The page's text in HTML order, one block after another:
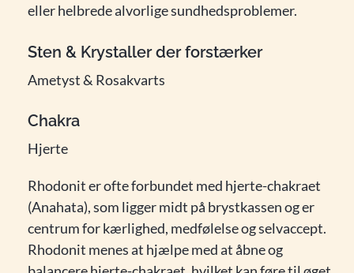
eller helbrede alvorlige sundhedsproblemer.
Sten & Krystaller der forstærker
Ametyst & Rosakvarts
Chakra
Hjerte
Rhodonit er ofte forbundet med hjerte-chakraet
(Anahata), som ligger midt på brystkassen og er
centrum for kærlighed, medfølelse og selvaccept.
Rhodonit menes at hjælpe med at åbne og